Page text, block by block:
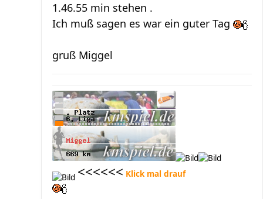
1.46.55 min stehen .
Ich muß sagen es war ein guter Tag
gruß Miggel
<<<<<< Klick mal drauf